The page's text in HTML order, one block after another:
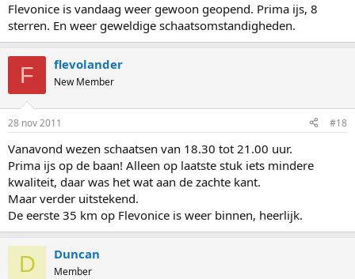
Flevonice is vandaag weer gewoon geopend. Prima ijs, 8
sterren. En weer geweldige schaatsomstandigheden.
F flevolander
New Member
28 nov 2011 #18
Vanavond wezen schaatsen van 18.30 tot 21.00 uur.
Prima ijs op de baan! Alleen op laatste stuk iets mindere
kwaliteit, daar was het wat aan de zachte kant.
Maar verder uitstekend.
De eerste 35 km op Flevonice is weer binnen, heerlijk.
D Duncan
Member